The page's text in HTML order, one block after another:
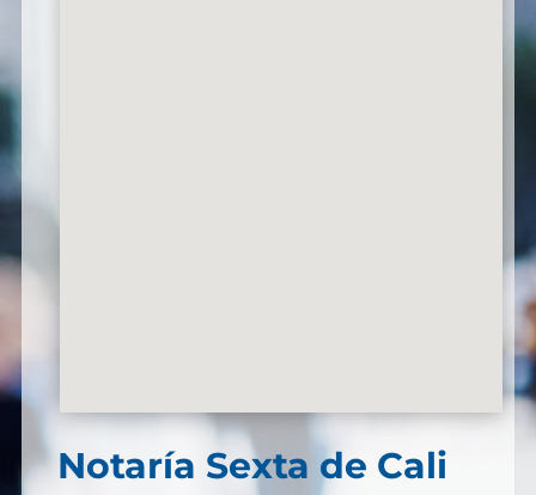
Notaría Sexta de Cali